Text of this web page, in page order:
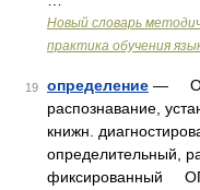
Новый словарь
практика обучения
19 определение —
распознавание,
книжн.
определительный,
фиксированный